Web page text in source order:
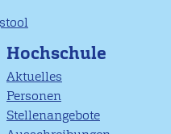
Hochschule
Aktuelles
Personen
Stellenangebote